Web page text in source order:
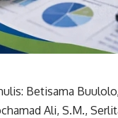
Betisama
Ali, S.M.,